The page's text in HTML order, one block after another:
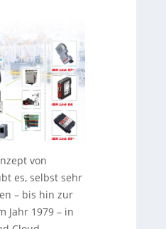
von
es, selbst sehr
– bis hin zur
Jahr 1979 – in